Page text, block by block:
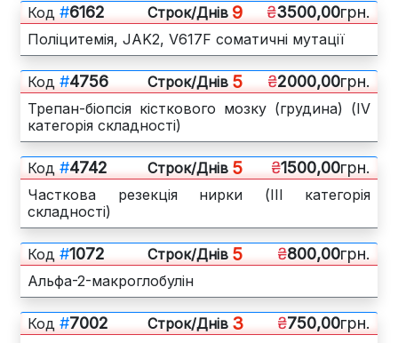
Код #6162 Cтрок/Днів 9 ₴3500,00грн.
Поліцитемія, JAK2, V617F соматичні мутації
Код #4756 Cтрок/Днів 5 ₴2000,00грн.
Трепан-біопсія кісткового мозку (грудина) (IV
категорія складності)
Код #4742 Cтрок/Днів 5 ₴1500,00грн.
Часткова резекція нирки (ІІІ категорія
складності)
Код #1072 Cтрок/Днів 5 ₴800,00грн.
Альфа-2-макроглобулін
Код #7002 Cтрок/Днів 3 ₴750,00грн.